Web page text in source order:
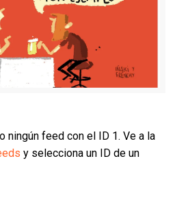
ningún feed con el ID 1. Ve a la
y selecciona un ID de un